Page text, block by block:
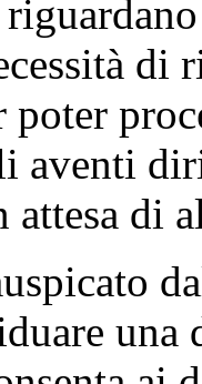
aventi
attesa di